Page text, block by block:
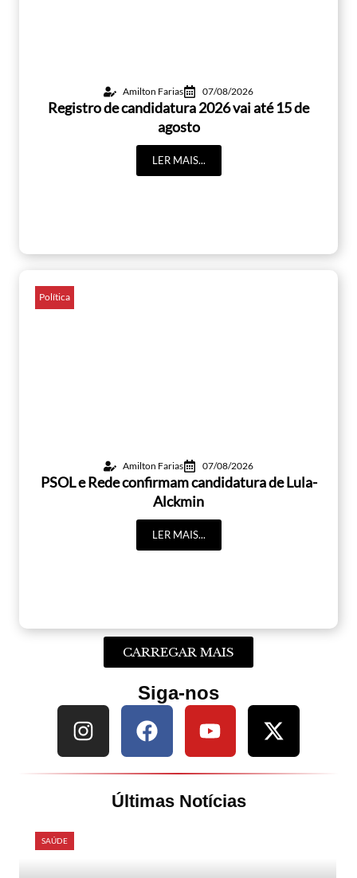
Amilton Farias 07/08/2026
Registro de candidatura 2026 vai até 15 de
agosto
LER MAIS...
Política
Amilton Farias 07/08/2026
PSOL e Rede confirmam candidatura de Lula-
Alckmin
LER MAIS...
CARREGAR MAIS
Siga-nos
Últimas Notícias
SAÚDE